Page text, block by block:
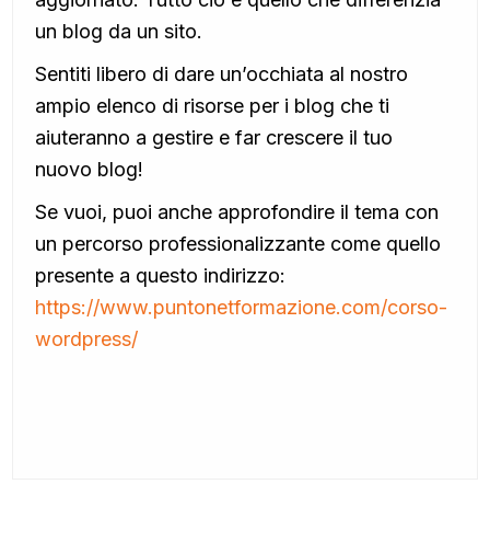
un blog da un sito.
Sentiti libero di dare un’occhiata al nostro
ampio elenco di risorse per i blog che ti
aiuteranno a gestire e far crescere il tuo
nuovo blog!
Se vuoi, puoi anche approfondire il tema con
un percorso professionalizzante come quello
presente a questo indirizzo:
https://www.puntonetformazione.com/corso-
wordpress/